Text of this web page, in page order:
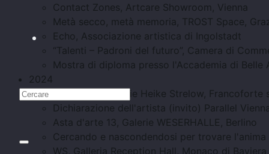
Contact Zones, Artcare Showroom, Vienna
Metà secco, metà memoria, TROST Space,
Echo, Associazione artistica di Ingolstadt
“Talenti – Padroni del futuro”, Camera di
Mostra di diploma presso l'Accademia di Belle
2024
Meristeme, Galerie Heike Strelow, Francoforte
Dichiarazione dell'artista (invito) Parallel
Asta d'arte 13, Galerie WESERHALLE, Berlino
Cercando e nascondendosi per trovare l'anima
WS, Galleria Reception Hall, Monaco di Baviera